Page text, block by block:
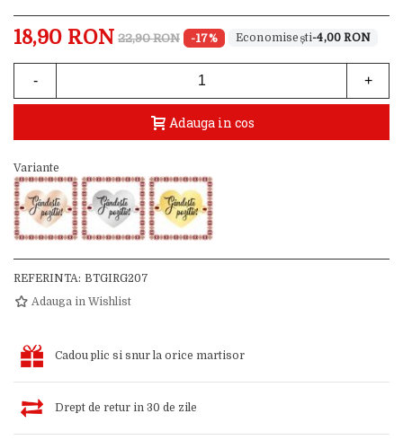
18,90 RON 22,90 RON -17% -4,00 RON
- +
Adauga in cos
Variante
REFERINTA: BTGIRG207
Adauga in Wishlist
Cadou plic si snur la orice martisor
Drept de retur in 30 de zile